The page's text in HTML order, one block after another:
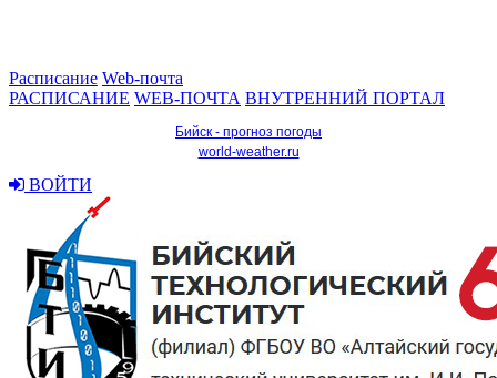
Расписание Web-почта
РАСПИСАНИЕ WEB-ПОЧТА ВНУТРЕННИЙ ПОРТАЛ
Бийск - прогноз погоды
world-weather.ru
ВОЙТИ